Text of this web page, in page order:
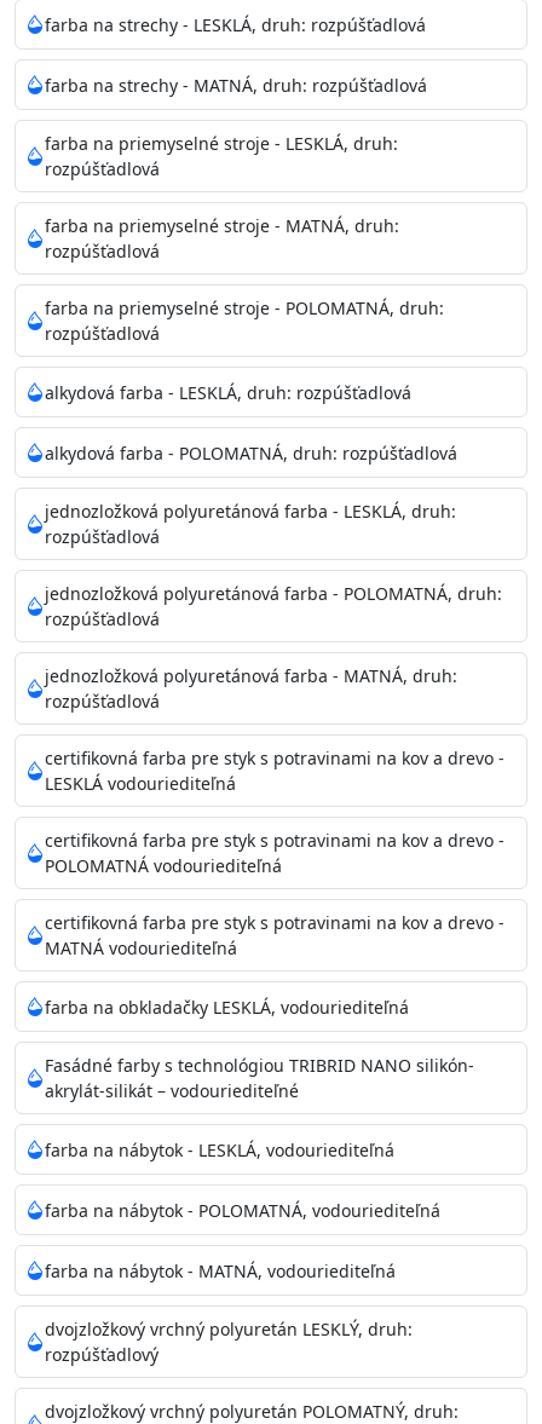
Neaplikujte pri teplote pod 5°C a nad teplotu 35°C alebo
pri relatívnej vlhkosti nad 80%.
Nepoužitá farba vyžaduje špeciálne zaobchádzanie na
bezpečnú likvidáciu.
Riedenie: do 10% vodou, podľa spôsobu aplikácie
Doba schnutia na dotyk
Doba na druhý náter: 3-4 hodiny
Balenie : 750ml, 1l, 3l, 9l, 15l
Výdatnosť na jednu vrstvu
Aplikácia: štetec, valček, striekacia pištoľ
Povrchová úprava: 1
Je možné tónovať v systéme Colorfull: áno
Merná hmotnosť : 1,54 ± 0,02 Kg / L (ISO 2811)
Čistenie: vodou
Príprava povrchu
Povrchy musia byť hladké, čisté, suché, zbavené prachu,
mastnoty, solí a materiálov so zlou priľnavosťou. Otvory
alebo trhliny vyplňte
akrylovým tmelom Acrylic putty, Visto alebo Acrylic light
putty a prebrúste. Nové alebo porézne povrchy natreté
menej kvalitnými farbami
vždy penetrujte. Odporúčané penetračné nátery
Acrylan Unco, Gypsum board alebo Vitex Primer 100% a
na škvrny použite Blanco eco
riediteľné vodou.
Skladovanie
48 mesiacov v orig. uzavretých obaloch medzi 5°C až
25°C
farba na strechy - LESKLÁ, druh: rozpúšťadlová
farba na strechy - MATNÁ, druh: rozpúšťadlová
farba na priemyselné stroje - LESKLÁ, druh:
rozpúšťadlová
farba na priemyselné stroje - MATNÁ, druh:
rozpúšťadlová
farba na priemyselné stroje - POLOMATNÁ, druh:
rozpúšťadlová
alkydová farba - LESKLÁ, druh: rozpúšťadlová
alkydová farba - POLOMATNÁ, druh: rozpúšťadlová
jednozložková polyuretánová farba - LESKLÁ, druh:
rozpúšťadlová
jednozložková polyuretánová farba - POLOMATNÁ, druh:
rozpúšťadlová
jednozložková polyuretánová farba - MATNÁ, druh:
rozpúšťadlová
certifikovná farba pre styk s potravinami na kov a drevo -
LESKLÁ vodouriediteľná
certifikovná farba pre styk s potravinami na kov a drevo -
POLOMATNÁ vodouriediteľná
certifikovná farba pre styk s potravinami na kov a drevo -
MATNÁ vodouriediteľná
farba na obkladačky LESKLÁ, vodouriediteľná
Fasádné farby s technológiou TRIBRID NANO silikón-
akrylát-silikát – vodouriediteľné
farba na nábytok - LESKLÁ, vodouriediteľná
farba na nábytok - POLOMATNÁ, vodouriediteľná
farba na nábytok - MATNÁ, vodouriediteľná
dvojzložkový vrchný polyuretán LESKLÝ, druh:
rozpúšťadlový
dvojzložkový vrchný polyuretán POLOMATNÝ, druh: